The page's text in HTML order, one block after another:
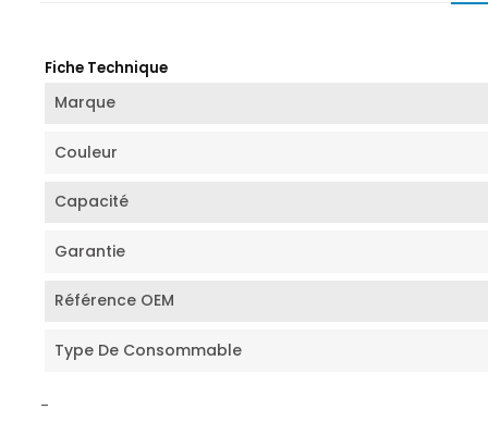
Fiche Technique
Marque
Couleur
Capacité
Garantie
Référence OEM
Type De Consommable
-